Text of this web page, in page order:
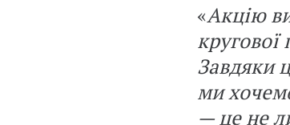
«Акцію
кругової
Завдяки
ми
— це не